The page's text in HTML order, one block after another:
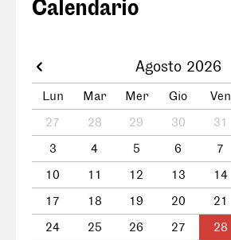
Calendario
Agosto 2026
Lun Mar Mer Gio Ven
27
28 29 30 31
3
4 5 6 7
10
11 12 13 14
17
18 19 20 21
24
25 26 27 28